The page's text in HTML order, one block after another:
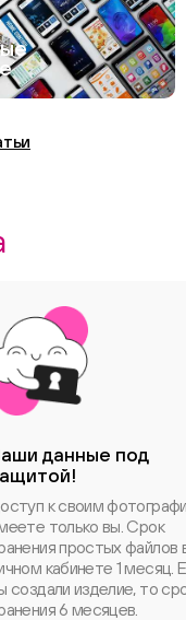
данные под
к своим
только вы. Срок
простых файлов
кабинете 1 месяц.
создали изделие, то
6 месяцев.